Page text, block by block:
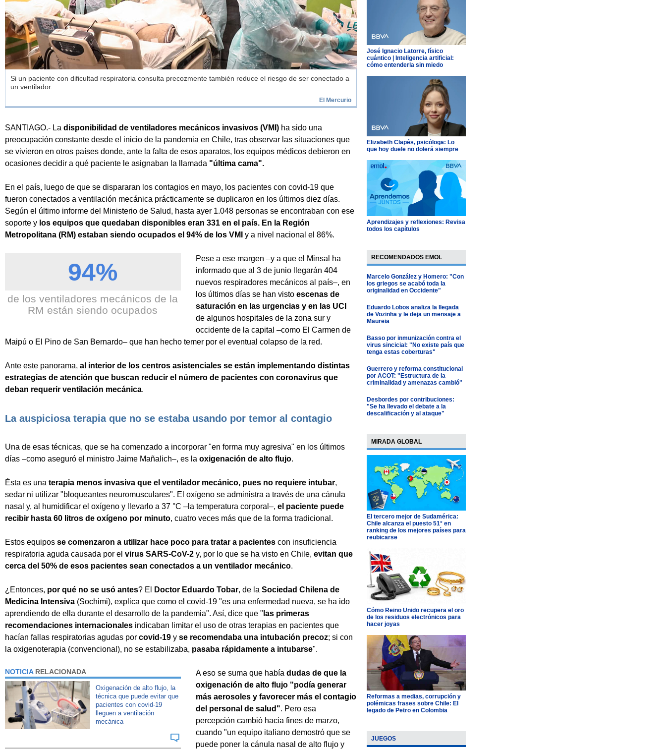
Si un paciente con dificultad respiratoria consulta precozmente también reduce el riesgo de ser conectado a
un ventilador.
El Mercurio
SANTIAGO.- La disponibilidad de ventiladores mecánicos invasivos (VMI) ha sido una
preocupación constante desde el inicio de la pandemia en Chile, tras observar las situaciones que
se vivieron en otros países donde, ante la falta de esos aparatos, los equipos médicos debieron en
ocasiones decidir a qué paciente le asignaban la llamada "última cama".
En el país, luego de que se dispararan los contagios en mayo, los pacientes con covid-19 que
fueron conectados a ventilación mecánica prácticamente se duplicaron en los últimos diez días.
Según el último informe del Ministerio de Salud, hasta ayer 1.048 personas se encontraban con ese
soporte y los equipos que quedaban disponibles eran 331 en el país. En la Región
Metropolitana (RM) estaban siendo ocupados el 94% de los VMI y a nivel nacional el 86%.
94%
de los ventiladores mecánicos de la
RM están siendo ocupados
Pese a ese margen –y a que el Minsal ha
informado que al 3 de junio llegarán 404
nuevos respiradores mecánicos al país–, en
los últimos días se han visto escenas de
saturación en las urgencias y en las UCI
de algunos hospitales de la zona sur y
occidente de la capital –como El Carmen de
Maipú o El Pino de San Bernardo– que han hecho temer por el eventual colapso de la red.
Ante este panorama, al interior de los centros asistenciales se están implementando distintas
estrategias de atención que buscan reducir el número de pacientes con coronavirus que
deban requerir ventilación mecánica.
La auspiciosa terapia que no se estaba usando por temor al contagio
Una de esas técnicas, que se ha comenzado a incorporar "en forma muy agresiva" en los últimos
días –como aseguró el ministro Jaime Mañalich–, es la oxigenación de alto flujo.
Ésta es una terapia menos invasiva que el ventilador mecánico, pues no requiere intubar,
sedar ni utilizar "bloqueantes neuromusculares". El oxígeno se administra a través de una cánula
nasal y, al humidificar el oxígeno y llevarlo a 37 °C –la temperatura corporal–, el paciente puede
recibir hasta 60 litros de oxígeno por minuto, cuatro veces más que de la forma tradicional.
Estos equipos se comenzaron a utilizar hace poco para tratar a pacientes con insuficiencia
respiratoria aguda causada por el virus SARS-CoV-2 y, por lo que se ha visto en Chile, evitan que
cerca del 50% de esos pacientes sean conectados a un ventilador mecánico.
¿Entonces, por qué no se usó antes? El Doctor Eduardo Tobar, de la Sociedad Chilena de
Medicina Intensiva (Sochimi), explica que como el covid-19 "es una enfermedad nueva, se ha ido
aprendiendo de ella durante el desarrollo de la pandemia". Así, dice que " las primeras
recomendaciones internacionales indicaban limitar el uso de otras terapias en pacientes que
hacían fallas respiratorias agudas por covid-19 y se recomendaba una intubación precoz; si con
la oxigenoterapia (convencional), no se estabilizaba, pasaba rápidamente a intubarse".
NOTICIARELACIONADA
Oxigenación de alto flujo, la
técnica que puede evitar que
pacientes con covid-19
lleguen a ventilación
mecánica
A eso se suma que había dudas de que la
oxigenación de alto flujo "podía generar
más aerosoles y favorecer más el contagio
del personal de salud". Pero esa
percepción cambió hacia fines de marzo,
cuando "un equipo italiano demostró que se
puede poner la cánula nasal de alto flujo y
José Ignacio Latorre, físico
cuántico | Inteligencia artificial:
cómo entenderla sin miedo
Elizabeth Clapés, psicóloga: Lo
que hoy duele no dolerá siempre
Aprendizajes y reflexiones: Revisa
todos los capítulos
RECOMENDADOS EMOL
Marcelo González y Homero: "Con
los griegos se acabó toda la
originalidad en Occidente"
Eduardo Lobos analiza la llegada
de Vozinha y le deja un mensaje a
Maureia
Basso por inmunización contra el
virus sincicial: "No existe país que
tenga estas coberturas"
Guerrero y reforma constitucional
por ACOT: "Estructura de la
criminalidad y amenazas cambió"
Desbordes por contribuciones:
"Se ha llevado el debate a la
descalificación y al ataque"
MIRADA GLOBAL
El tercero mejor de Sudamérica:
Chile alcanza el puesto 51° en
ranking de los mejores países para
reubicarse
Cómo Reino Unido recupera el oro
de los residuos electrónicos para
hacer joyas
Reformas a medias, corrupción y
polémicas frases sobre Chile: El
legado de Petro en Colombia
JUEGOS